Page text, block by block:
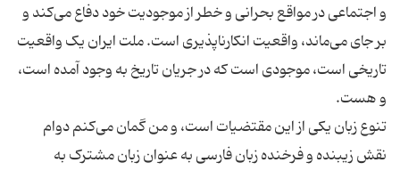
و اجتماعی در مواقع بحرانی و خطر از موجودیت خود دفاع می‌کند و
بر جای می‌ماند، واقعیت انکارناپذیری است. ملت ایران یک واقعیت
تاریخی است، موجودی است که در جریان تاریخ به وجود آمده است،
تنوع زبان یکی از این مقتضیات است، و من گمان می‌کنم دوام
نقش زیبنده و فرخنده زبان فارسی به عنوان زبان مشترک به